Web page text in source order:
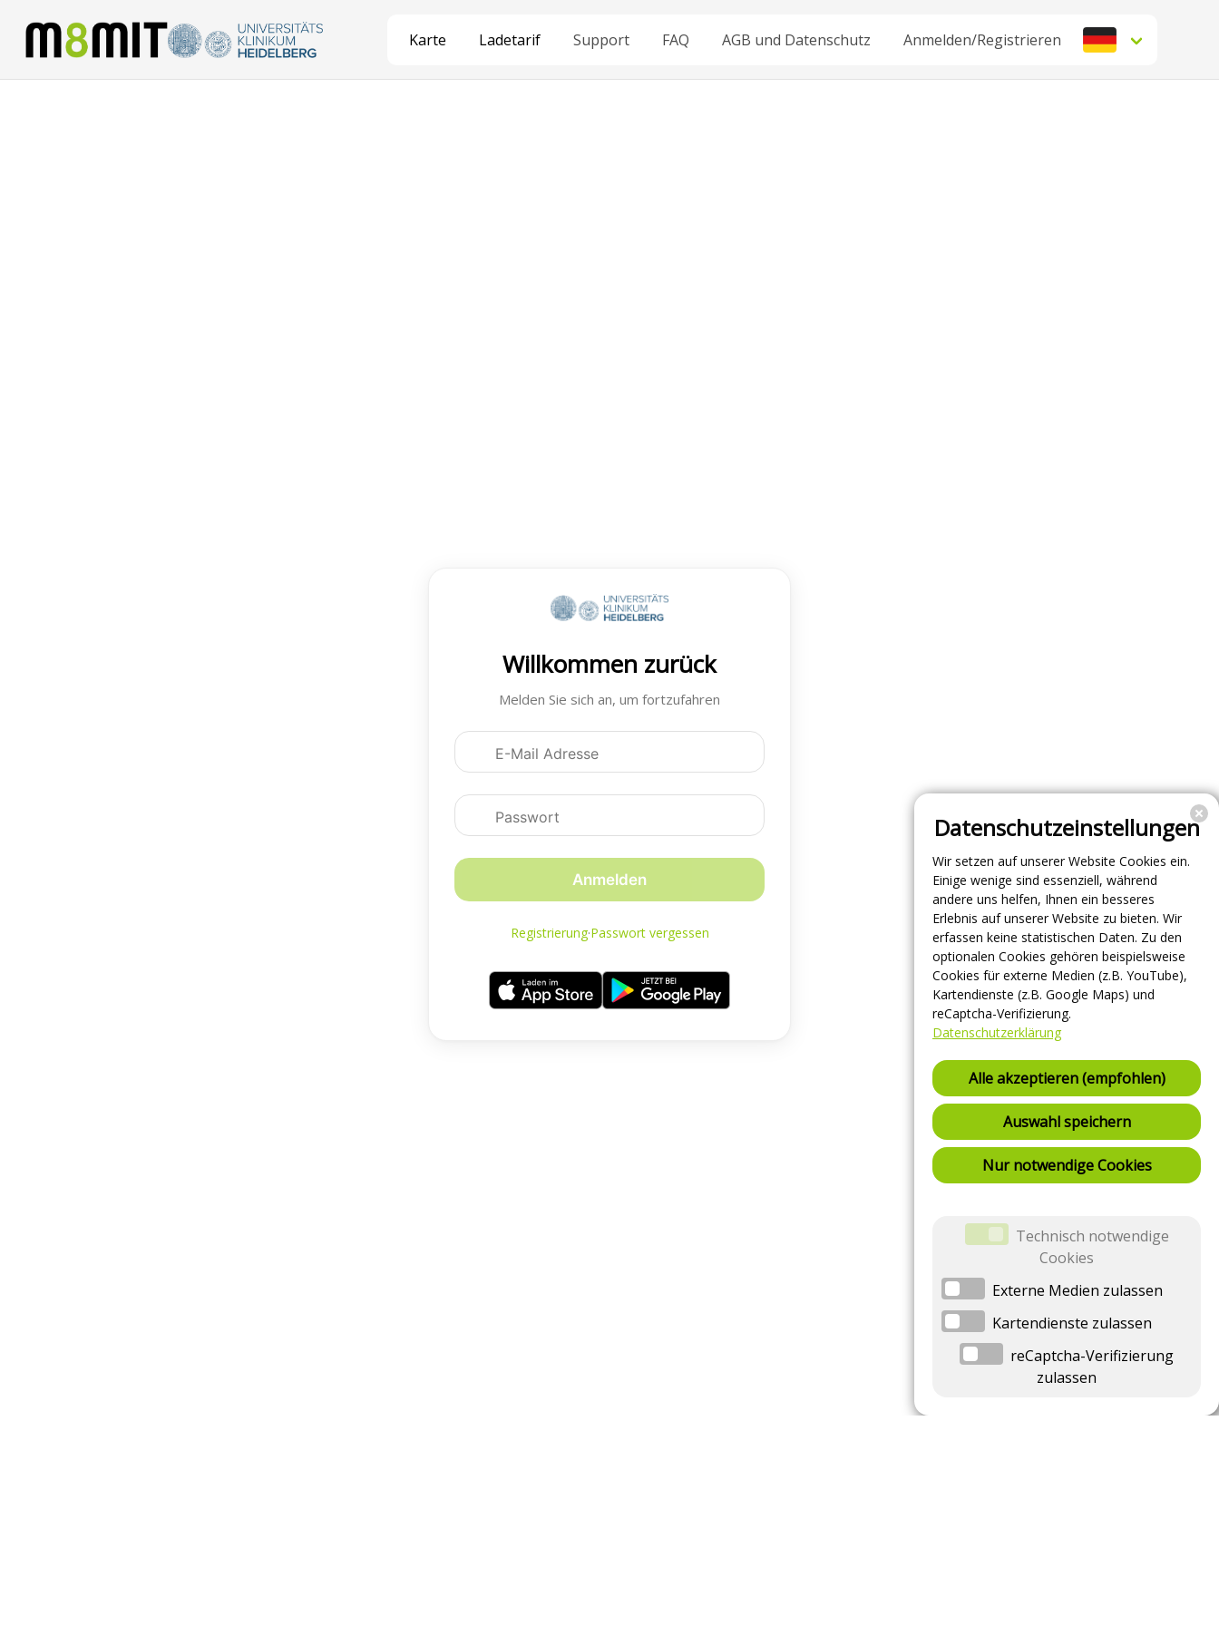
Karte Ladetarif Support FAQ AGB und Datenschutz Anmelden/Registrieren
Willkommen zurück
Melden Sie sich an, um fortzufahren
Anmeldedaten
Anmelden
Registrierung·Passwort vergessen
Datenschutzeinstellungen
Wir setzen auf unserer Website Cookies ein.
Einige wenige sind essenziell, während
andere uns helfen, Ihnen ein besseres
Erlebnis auf unserer Website zu bieten. Wir
erfassen keine statistischen Daten. Zu den
optionalen Cookies gehören beispielsweise
Cookies für externe Medien (z.B. YouTube),
Kartendienste (z.B. Google Maps) und
reCaptcha-Verifizierung.
Datenschutzerklärung
Alle akzeptieren (empfohlen)
Auswahl speichern
Nur notwendige Cookies
Technisch notwendige
Cookies
Externe Medien zulassen
Kartendienste zulassen
reCaptcha-Verifizierung
zulassen